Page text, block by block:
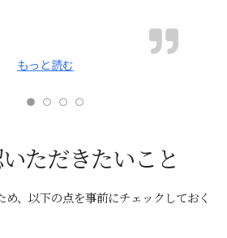
もっと読む
ただきたいこと
め、以下の点を事前にチェックしておく